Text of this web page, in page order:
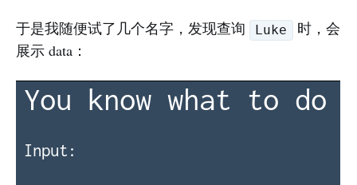
于是我随便试了几个名字，发现查询 Luke
时，会
展示 data：